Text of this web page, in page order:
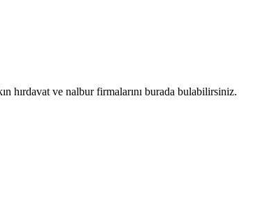
hırdavat ve nalbur firmalarını burada bulabilirsiniz.